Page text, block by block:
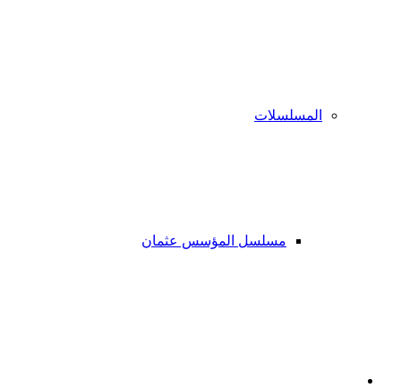
المسلسلات
مسلسل المؤسس عثمان